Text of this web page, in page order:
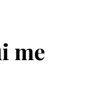
me